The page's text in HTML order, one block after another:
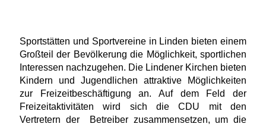
Sportstätten und Sportvereine in Linden bieten einem
Großteil der Bevölkerung die Möglichkeit, sportlichen
Interessen nachzugehen. Die Lindener Kirchen bieten
Kindern und Jugendlichen attraktive Möglichkeiten
zur Freizeitbeschäftigung an. Auf dem Feld der
Freizeitaktivitäten wird sich die CDU mit den
Vertretern der
Betreiber zusammensetzen, um die